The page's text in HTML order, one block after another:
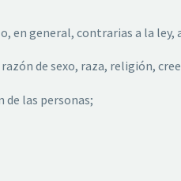
en general, contrarias a la ley,
de sexo, raza, religión,
las personas;